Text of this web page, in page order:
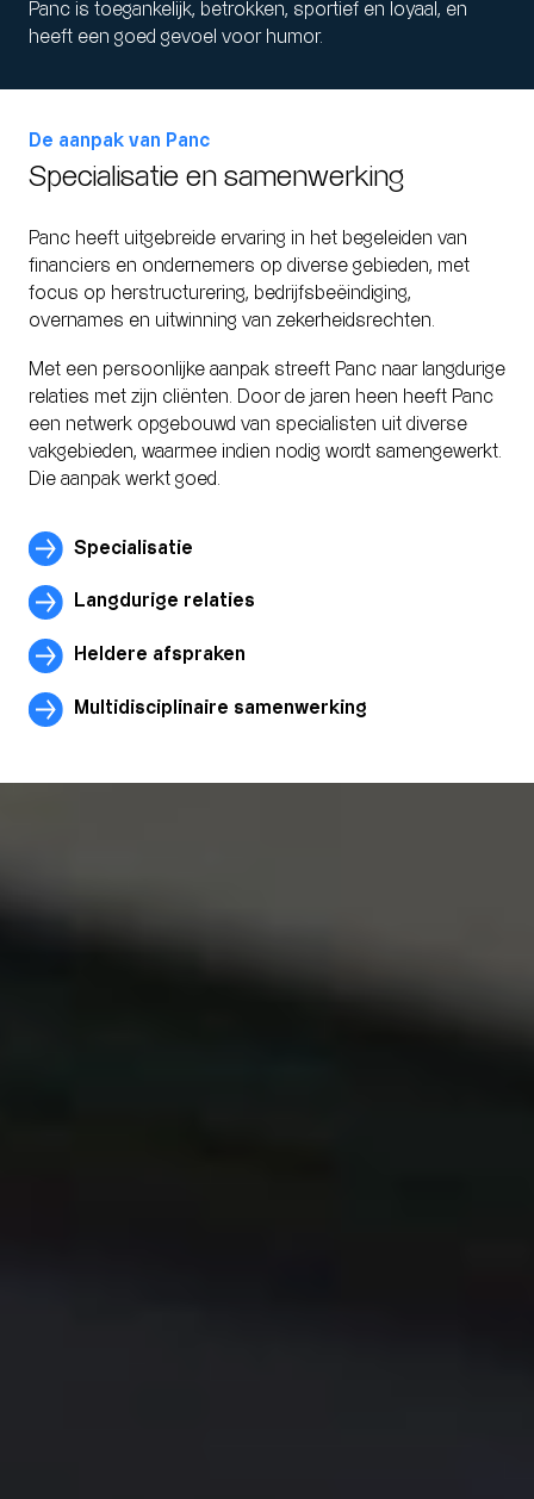
Panc is toegankelijk, betrokken, sportief en loyaal, en
heeft een goed gevoel voor humor.
De aanpak van Panc
Specialisatie en samenwerking
Panc heeft uitgebreide ervaring in het begeleiden van
financiers en ondernemers op diverse gebieden, met
focus op herstructurering, bedrijfsbeëindiging,
overnames en uitwinning van zekerheidsrechten.
Met een persoonlijke aanpak streeft Panc naar langdurige
relaties met zijn cliënten. Door de jaren heen heeft Panc
een netwerk opgebouwd van specialisten uit diverse
vakgebieden, waarmee indien nodig wordt samengewerkt.
Die aanpak werkt goed.
Specialisatie
Langdurige relaties
Heldere afspraken
Multidisciplinaire samenwerking